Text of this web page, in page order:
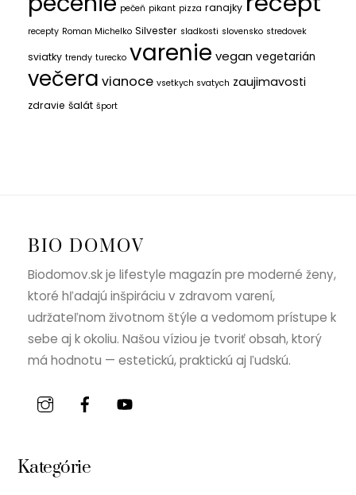
pečeň pikant pizza ranajky
recepty Roman Michelko Silvester sladkosti slovensko stredovek
sviatky trendy turecko varenie vegan vegetarián
večera vianoce vsetkych svatych zaujimavosti
zdravie šalát šport
BIO DOMOV
Biodomov.sk je lifestyle magazín pre moderné ženy,
ktoré hľadajú inšpiráciu v zdravom varení,
udržateľnom životnom štýle a vedomom prístupe k
sebe aj k okoliu. Našou víziou je tvoriť obsah, ktorý
má hodnotu — estetickú, praktickú aj ľudskú.
Kategórie